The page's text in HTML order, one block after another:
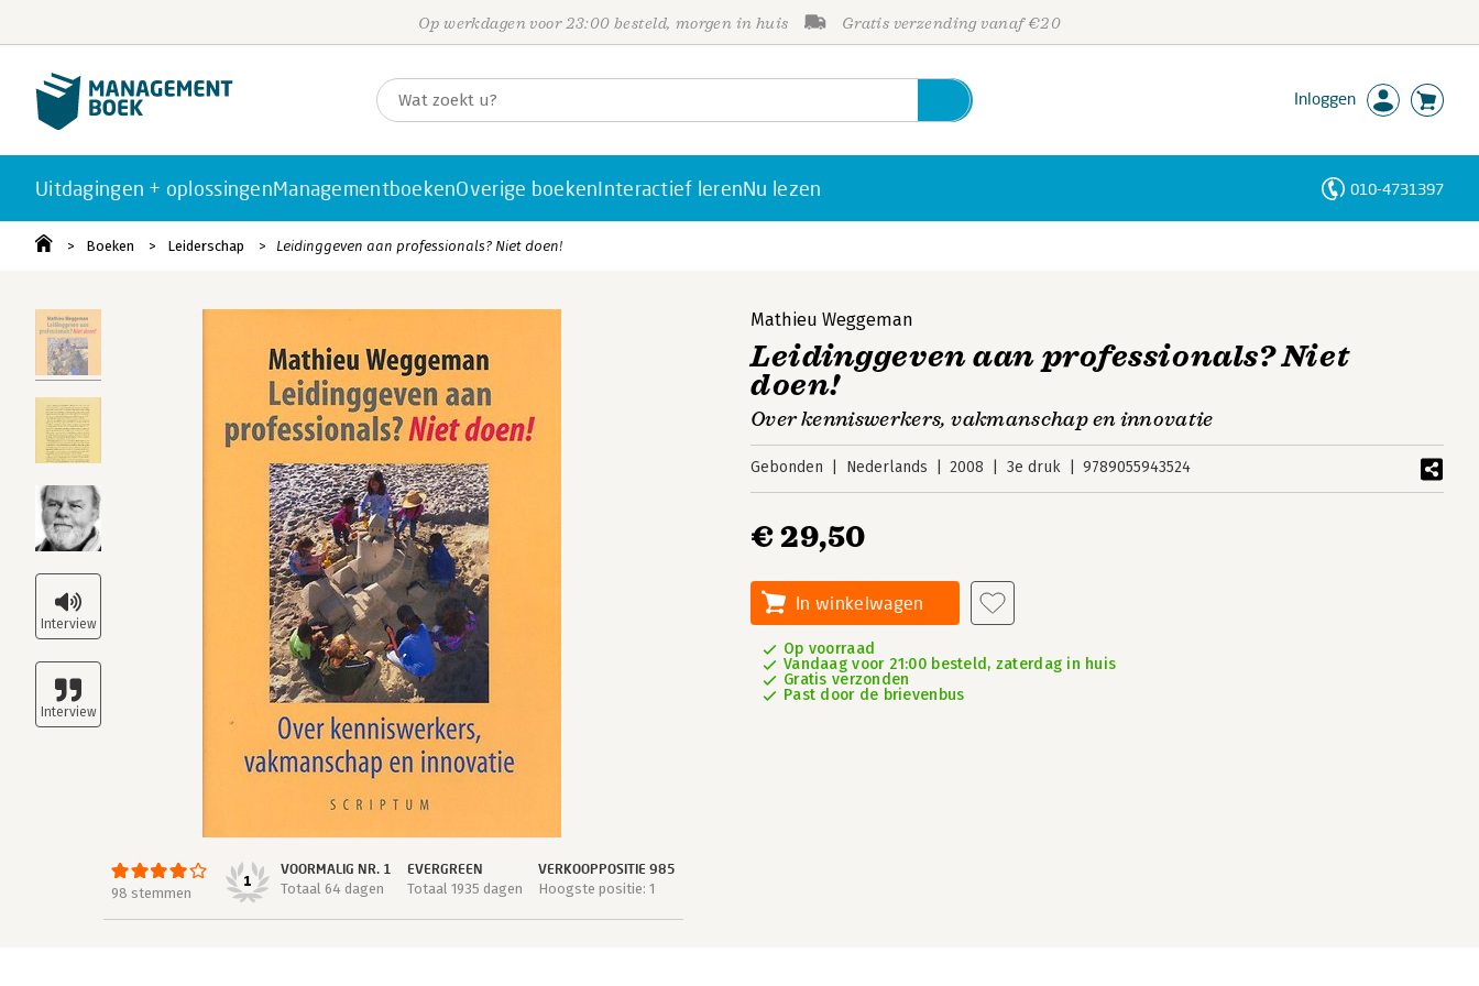
Op werkdagen voor 23:00 besteld, morgen in huis Gratis verzending vanaf €20
Inloggen
Uitdagingen + oplossingenManagementboekenOverige boekenInteractief lerenNu lezen 010-4731397
Boeken Leiderschap Leidinggeven aan professionals? Niet doen!
98 stemmen
1
VOORMALIG NR. 1
Totaal 64 dagen
EVERGREEN
Totaal 1935 dagen
VERKOOPPOSITIE 985
Hoogste positie: 1
Mathieu Weggeman
Leidinggeven aan professionals? Niet
doen!
Over kenniswerkers, vakmanschap en innovatie
Gebonden Nederlands 2008 3e druk 9789055943524
€ 29,50
In winkelwagen
Op voorraad
Vandaag voor 21:00 besteld, zaterdag in huis
Gratis verzonden
Past door de brievenbus
Personen